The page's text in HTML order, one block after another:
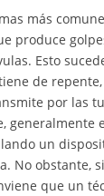
más
produce
Esto
de
por las
generalmente
un
No obstante,
que un